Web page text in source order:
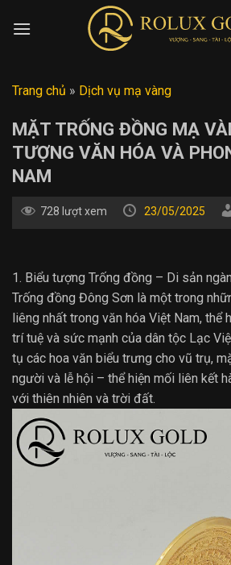
Trang chủ » Dịch vụ mạ vàng
MẶT TRỐNG ĐỒNG MẠ
TƯỢNG VĂN HÓA VÀ
NAM
728 lượt xem 23/05/2025
1. Biểu tượng Trống đồng – Di sản
Trống đồng Đông Sơn là một trong
liêng nhất trong văn hóa Việt Nam, thể
trí tuệ và sức mạnh của dân tộc Lạc
tụ các hoa văn biểu trưng cho vũ trụ,
người và lễ hội – thể hiện mối liên kết
với thiên nhiên và trời đất.